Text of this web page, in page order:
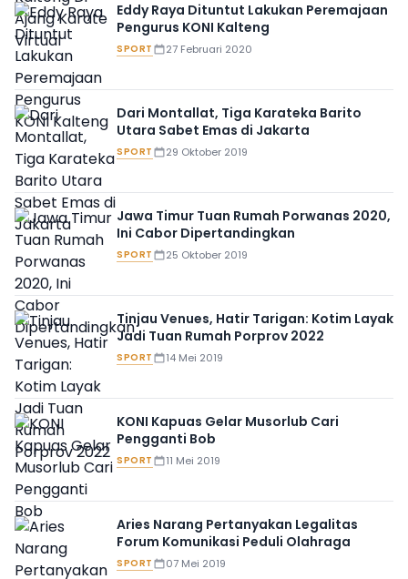
Eddy Raya Dituntut Lakukan Peremajaan
Pengurus KONI Kalteng
SPORT 27 Februari 2020
Dari Montallat, Tiga Karateka Barito
Utara Sabet Emas di Jakarta
SPORT 29 Oktober 2019
Jawa Timur Tuan Rumah Porwanas 2020,
Ini Cabor Dipertandingkan
SPORT 25 Oktober 2019
Tinjau Venues, Hatir Tarigan: Kotim Layak
Jadi Tuan Rumah Porprov 2022
SPORT 14 Mei 2019
KONI Kapuas Gelar Musorlub Cari
Pengganti Bob
SPORT 11 Mei 2019
Aries Narang Pertanyakan Legalitas
Forum Komunikasi Peduli Olahraga
SPORT 07 Mei 2019